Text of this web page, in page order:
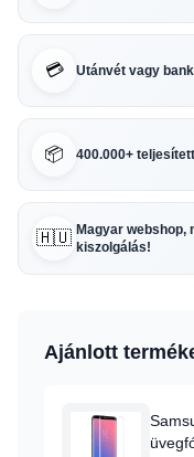
💳 Utánvét vagy
📦 400.000+
🇭🇺 Magyar webshop,
kiszolgálás!
Ajánlott